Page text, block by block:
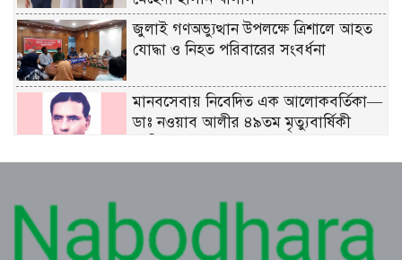
জুলাই গণঅভ্যুত্থান উপলক্ষে ত্রিশালে আহত
যোদ্ধা ও নিহত পরিবারের সংবর্ধনা
মানবসেবায় নিবেদিত এক আলোকবর্তিকা—
ডাঃ নওয়াব আলীর ৪৯তম মৃত্যুবার্ষিকী
শ্রীনগরে বিদ্যুতের অতিরিক্ত বিল বিপাকে